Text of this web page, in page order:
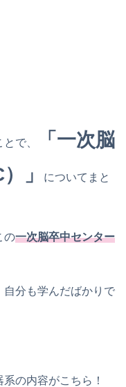
で、
「一次脳
」
についてまと
の一次脳卒中センター
分も学んだばかりで
の内容がこちら！